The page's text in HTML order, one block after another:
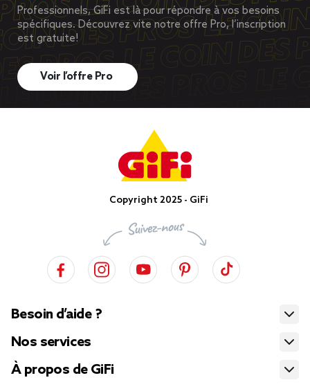
Professionnels, GiFi est là pour répondre à vos besoins
spécifiques. Découvrez vite notre offre Pro, l’inscription
est gratuite!
Voir l’offre Pro
Copyright 2025 - GiFi
Besoin d’aide ?
Nos services
À propos de GiFi